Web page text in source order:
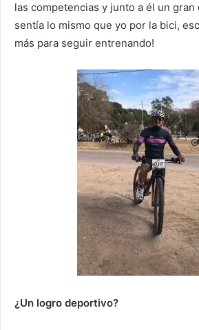
las competencias y junto a él un
sentía lo mismo que yo por la bici,
más para seguir entrenando!
¿Un logro deportivo?